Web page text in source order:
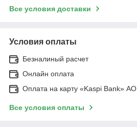
Все условия доставки
Условия оплаты
Безналиный расчет
Онлайн оплата
Оплата на карту «Kaspi Bank» АО
Все условия оплаты